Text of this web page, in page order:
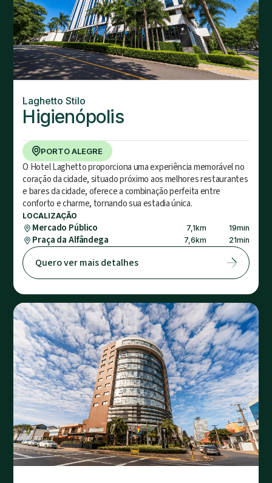
Laghetto Stilo
Higienópolis
PORTO ALEGRE
O Hotel Laghetto proporciona uma experiência memorável no
coração da cidade, situado próximo aos melhores restaurantes
e bares da cidade, oferece a combinação perfeita entre
conforto e charme, tornando sua estadia única.
LOCALIZAÇÃO
Mercado Público 7,1km 19min
Praça da Alfândega 7,6km 21min
Quero ver mais detalhes